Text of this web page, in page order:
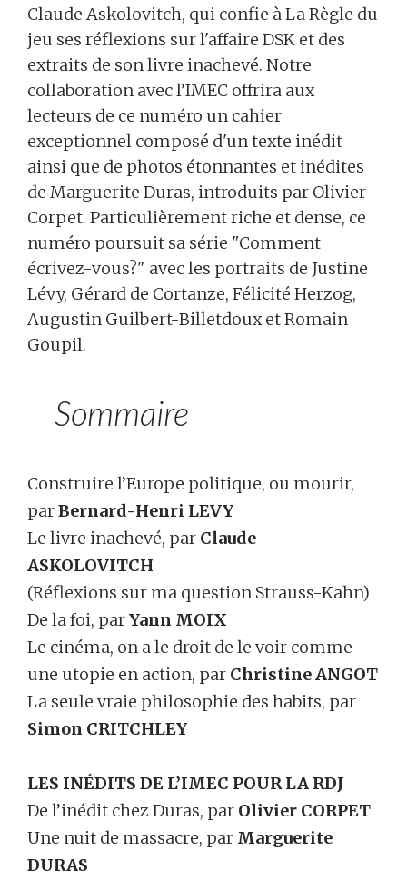
Claude Askolovitch, qui confie à La Règle du
jeu ses réflexions sur l'affaire DSK et des
extraits de son livre inachevé. Notre
collaboration avec l’IMEC offrira aux
lecteurs de ce numéro un cahier
exceptionnel composé d'un texte inédit
ainsi que de photos étonnantes et inédites
de Marguerite Duras, introduits par Olivier
Corpet. Particulièrement riche et dense, ce
numéro poursuit sa série "Comment
écrivez-vous?" avec les portraits de Justine
Lévy, Gérard de Cortanze, Félicité Herzog,
Augustin Guilbert-Billetdoux et Romain
Goupil.
Sommaire
Construire l’Europe politique, ou mourir,
parBernard-Henri LEVY
Le livre inachevé, par Claude
ASKOLOVITCH
(Réflexions sur ma question Strauss-Kahn)
De la foi, parYann MOIX
Le cinéma, on a le droit de le voir comme
une utopie en action, par Christine ANGOT
La seule vraie philosophie des habits, par
Simon CRITCHLEY
LES INÉDITS DE L’IMEC POUR LA RDJ
De l’inédit chez Duras, par Olivier CORPET
Une nuit de massacre, par Marguerite
DURAS